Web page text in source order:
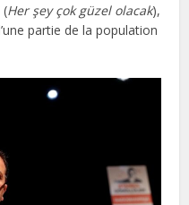
(Her şey çok güzel olacak),
partie de la population